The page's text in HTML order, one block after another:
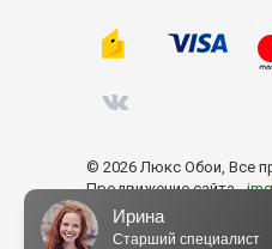
© 2026 Люкс Обои, Все
Продвижение сайта -
Ирина
Старший специалист